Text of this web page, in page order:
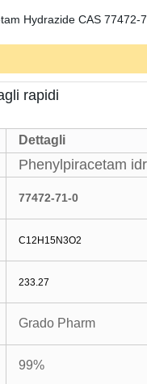
rapidi
Dettagli
Phenylpiracetam
77472-71-0
C12H15N3O2
233.27
Grado Pharm
99%